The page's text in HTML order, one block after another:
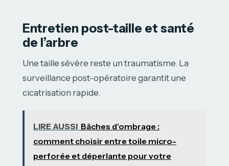
Entretien post-taille et santé
de l’arbre
Une taille sévère reste un traumatisme. La
surveillance post-opératoire garantit une
cicatrisation rapide.
LIRE AUSSI Bâches d'ombrage :
comment choisir entre toile micro-
perforée et déperlante pour votre